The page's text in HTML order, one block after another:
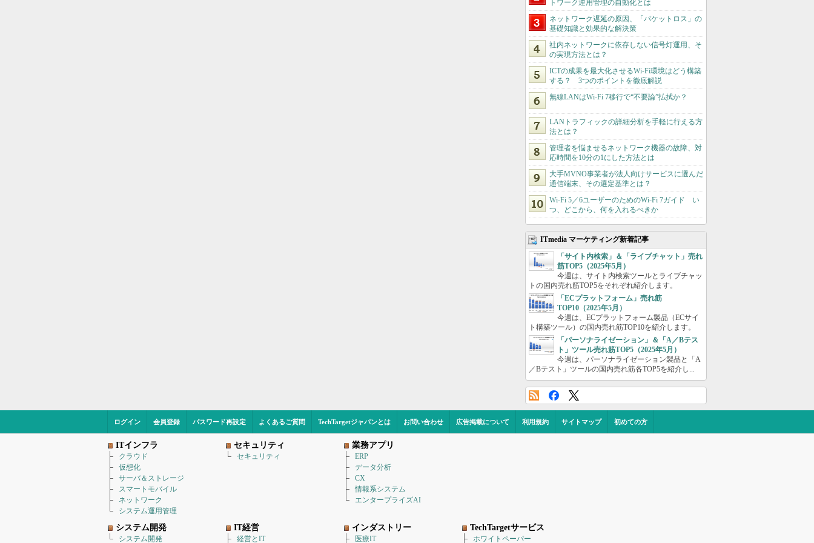
トワーク運用管理の自動化とは
ネットワーク遅延の原因、「パケットロス」の
基礎知識と効果的な解決策
社内ネットワークに依存しない信号灯運用、そ
の実現方法とは？
ICTの成果を最大化させるWi-Fi環境はどう構築
する？ 3つのポイントを徹底解説
無線LANはWi-Fi 7移行で“不要論”払拭か？
LANトラフィックの詳細分析を手軽に行える方
法とは？
管理者を悩ませるネットワーク機器の故障、対
応時間を10分の1にした方法とは
大手MVNO事業者が法人向けサービスに選んだ
通信端末、その選定基準とは？
Wi‑Fi 5／6ユーザーのためのWi‑Fi 7ガイド い
つ、どこから、何を入れるべきか
ITmedia マーケティング新着記事
「サイト内検索」＆「ライブチャット」売れ
筋TOP5（2025年5月）
今週は、サイト内検索ツールとライブチャッ
トの国内売れ筋TOP5をそれぞれ紹介します。
「ECプラットフォーム」売れ筋
TOP10（2025年5月）
今週は、ECプラットフォーム製品（ECサイ
ト構築ツール）の国内売れ筋TOP10を紹介します。
「パーソナライゼーション」＆「A／Bテス
ト」ツール売れ筋TOP5（2025年5月）
今週は、パーソナライゼーション製品と「A
／Bテスト」ツールの国内売れ筋各TOP5を紹介し...
ログイン 会員登録 パスワード再設定 よくあるご質問 TechTargetジャパンとは お問い合わせ 広告掲載について 利用規約 サイトマップ 初めての方
ITインフラ
クラウド
仮想化
サーバ＆ストレージ
スマートモバイル
ネットワーク
システム運用管理
セキュリティ
セキュリティ
業務アプリ
ERP
データ分析
CX
情報系システム
エンタープライズAI
システム開発
システム開発
IT経営
経営とIT
インダストリー
医療IT
TechTargetサービス
ホワイトペーパー